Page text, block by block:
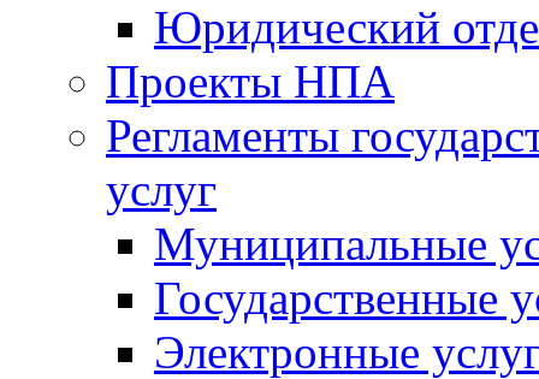
Юридический
Проекты НПА
Регламенты
услуг
Муниципальные
Государственные
Электронные